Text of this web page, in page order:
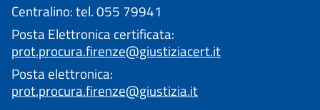
Centralino: tel. 055 79941
Posta Elettronica certificata:
prot.procura.firenze@giustiziacert.it
Posta elettronica:
prot.procura.firenze@giustizia.it